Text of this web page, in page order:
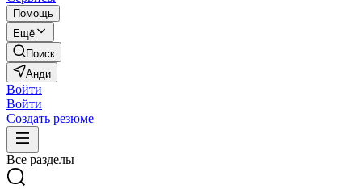
Помощь
Ещё
Поиск
Анди
Войти
Войти
Создать резюме
Все разделы